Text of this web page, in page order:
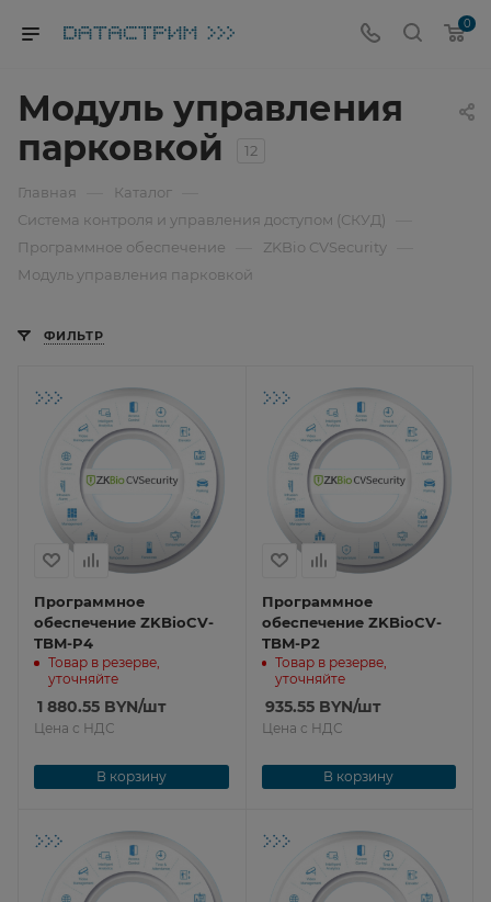
0
Модуль управления
парковкой
12
Главная Каталог
Система контроля и управления доступом (СКУД)
Программное обеспечение ZKBio CVSecurity
Модуль управления парковкой
ФИЛЬТР
Программное
обеспечение ZKBioCV-
TBM-P4
Товар в резерве,
уточняйте
1 880.55 BYN/шт
Цена с НДС
В корзину
Программное
обеспечение ZKBioCV-
TBM-P2
Товар в резерве,
уточняйте
935.55BYN/шт
Цена с НДС
В корзину